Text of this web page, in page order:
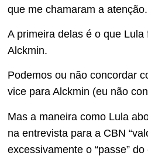
que me chamaram a atenção.
A primeira delas é o que Lula
Alckmin.
Podemos ou não concordar
vice para Alckmin (eu não
Mas a maneira como Lula
na entrevista para a CBN
excessivamente o “passe” do